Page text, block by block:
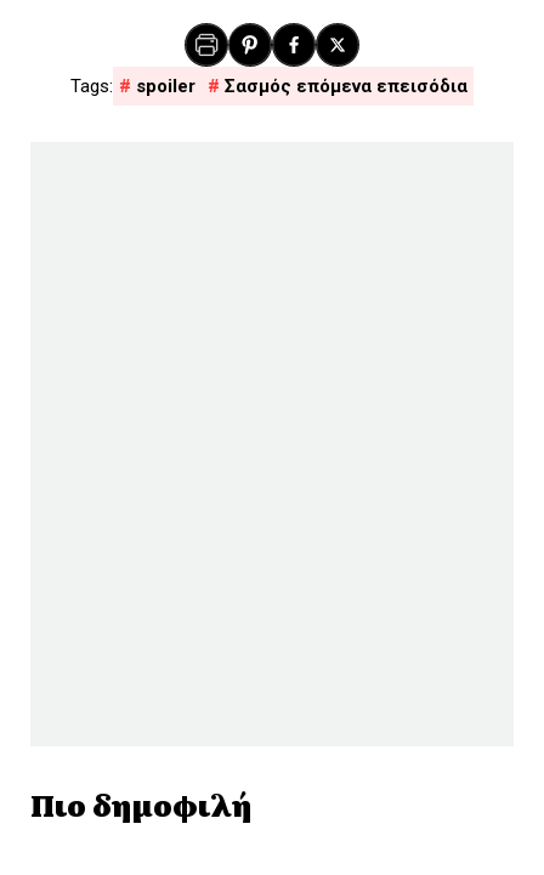
spoiler Σασμός επόμενα επεισόδια
Πιο δημοφιλή